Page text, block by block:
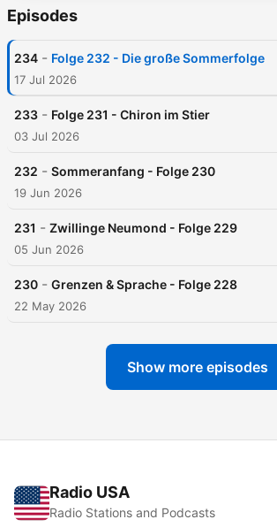
Episodes
234 - Folge 232 - Die große Sommerfolge
17 Jul 2026
233 - Folge 231 - Chiron im Stier
03 Jul 2026
232 - Sommeranfang - Folge 230
19 Jun 2026
231 - Zwillinge Neumond - Folge 229
05 Jun 2026
230 - Grenzen & Sprache - Folge 228
22 May 2026
Show more episodes
Radio USA
Radio Stations and Podcasts